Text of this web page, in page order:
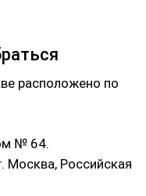
расположено по
№ 64.
Москва, Российская